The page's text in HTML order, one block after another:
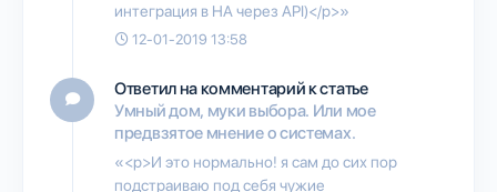
интеграция в HA через API)</p>»
12-01-2019 13:58
Ответил на комментарий к статье
Умный дом, муки выбора. Или мое
предвзятое мнение о системах.
«<p>И это нормально! я сам до сих пор
подстраиваю под себя чужие